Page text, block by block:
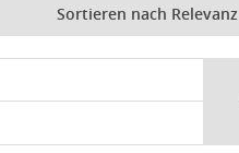
Sortieren nach Relevanz